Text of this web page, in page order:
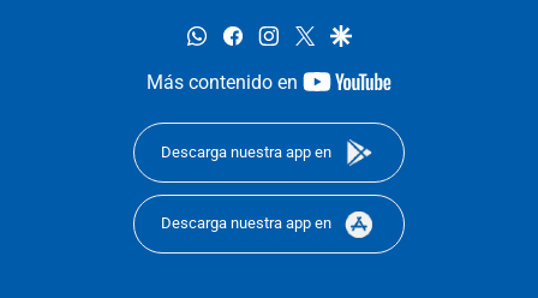
whatsappfacebookinstagram
twittergoogle
Más contenido en
youtube-
Descarga nuestra app en
Descarga nuestra app en